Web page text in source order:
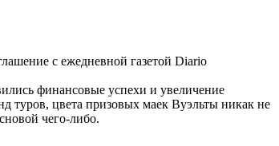
с ежедневной газетой Diario
финансовые успехи и увеличение
туров, цвета призовых маек Вуэльты никак не
чего-либо.